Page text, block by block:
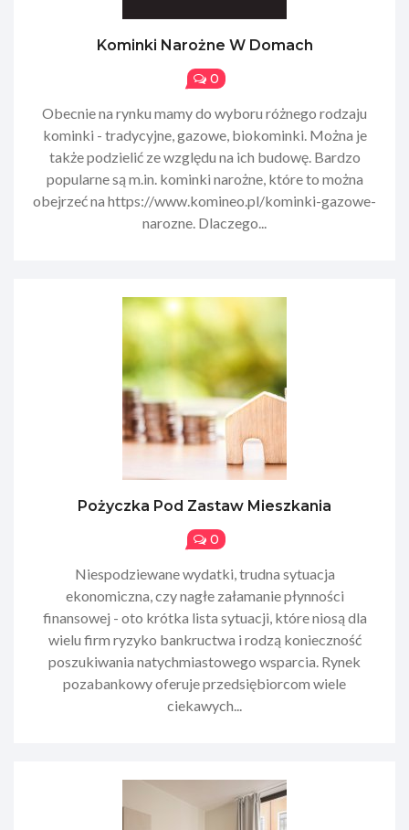
Kominki Narożne W Domach
0
Obecnie na rynku mamy do wyboru różnego rodzaju
kominki - tradycyjne, gazowe, biokominki. Można je
także podzielić ze względu na ich budowę. Bardzo
popularne są m.in. kominki narożne, które to można
obejrzeć na https://www.komineo.pl/kominki-gazowe-
narozne. Dlaczego...
Pożyczka Pod Zastaw Mieszkania
0
​Niespodziewane wydatki, trudna sytuacja
ekonomiczna, czy nagłe załamanie płynności
finansowej - oto krótka lista sytuacji, które niosą dla
wielu firm ryzyko bankructwa i rodzą konieczność
poszukiwania natychmiastowego wsparcia. Rynek
pozabankowy oferuje przedsiębiorcom wiele
ciekawych...